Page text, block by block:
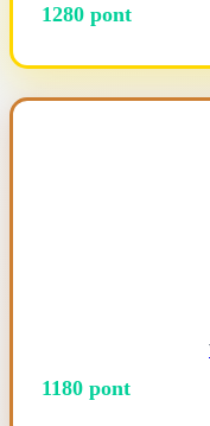
1280 pont
1180 pont